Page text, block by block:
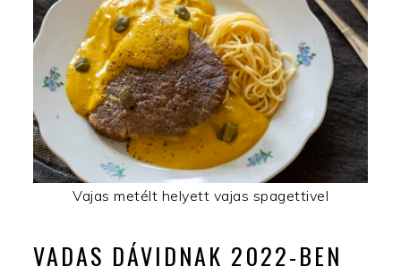
Vajas metélt helyett vajas spagettivel
VADAS DÁVIDNAK 2022-BEN